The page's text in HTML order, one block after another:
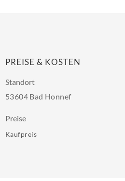
PREISE & KOSTEN
Standort
53604 Bad Honnef
Preise
Kaufpreis